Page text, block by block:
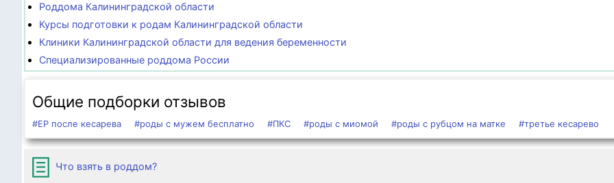
Роддома Калининградской области
Курсы подготовки к родам Калининградской области
Клиники Калининградской области для ведения беременности
Специализированные роддома России
Общие подборки отзывов
#ЕР после кесарева #роды с мужем бесплатно #ПКС #роды с миомой #роды с рубцом на матке #третье кесарево
Что взять в роддом?